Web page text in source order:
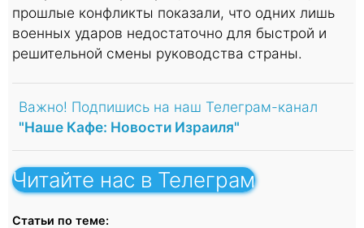
прошлые конфликты показали, что одних лишь
военных ударов недостаточно для быстрой и
решительной смены руководства страны.
Важно! Подпишись на наш Телеграм-канал
"Наше Кафе: Новости Израиля"
Читайте нас в Телеграм
Статьи по теме: